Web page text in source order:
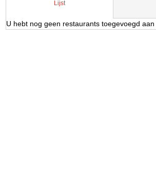
Lijst
U hebt nog geen restaurants toegevoegd aan